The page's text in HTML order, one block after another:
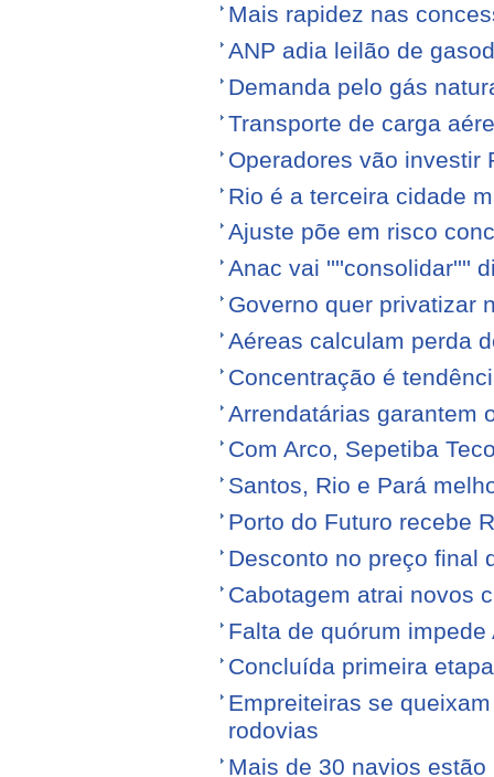
Mais rapidez nas
ANP adia leilão de
Demanda pelo gás
Transporte de carga
Operadores vão investir
Rio é a terceira cidade
Ajuste põe em risco
Anac vai ''''consolidar''''
Governo quer privatizar
Aéreas calculam perda
Concentração é
Arrendatárias garantem
Com Arco, Sepetiba
Santos, Rio e Pará
Porto do Futuro recebe
Desconto no preço final
Cabotagem atrai novos
Falta de quórum
Concluída primeira
Empreiteiras se
rodovias
Mais de 30 navios